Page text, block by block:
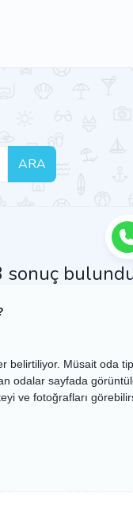
ARA
sonuç
belirtiliyor. Müsait oda
odalar sayfada